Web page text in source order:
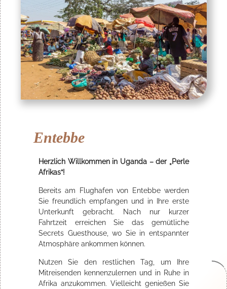
Entebbe
Herzlich Willkommen in Uganda – der „Perle
Afrikas“!
Bereits am Flughafen von Entebbe werden
Sie freundlich empfangen und in Ihre erste
Unterkunft gebracht. Nach nur kurzer
Fahrtzeit erreichen Sie das gemütliche
Secrets Guesthouse, wo Sie in entspannter
Atmosphäre ankommen können.
Nutzen Sie den restlichen Tag, um Ihre
Mitreisenden kennenzulernen und in Ruhe in
Afrika anzukommen. Vielleicht genießen Sie